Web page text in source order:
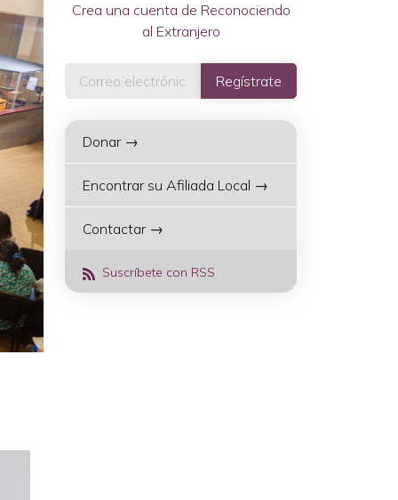
Crea una cuenta de Reconociendo
al Extranjero
Donar →
Encontrar su Afiliada Local →
Contactar →
Suscríbete con RSS